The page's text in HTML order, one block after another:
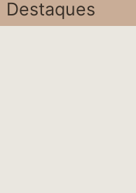
Destaques